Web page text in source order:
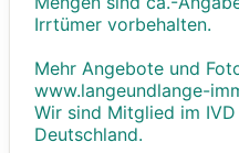
Irrtümer vorbehalten.
Mehr Angebote und
www.langeundlange-
Wir sind Mitglied im
Deutschland.